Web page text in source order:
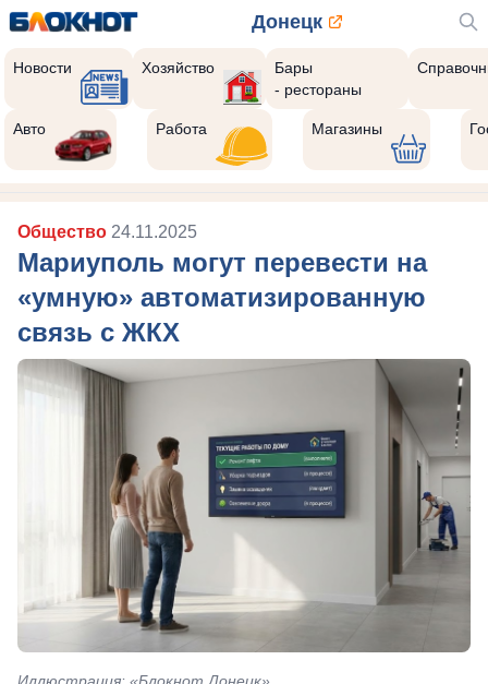
Донецк
Новости Хозяйство
Бары
- рестораны
Авто Работа Магазины
Общество 24.11.2025
Мариуполь могут перевести на
«умную» автоматизированную
связь с ЖКХ
Иллюстрация: «Блокнот Донецк»